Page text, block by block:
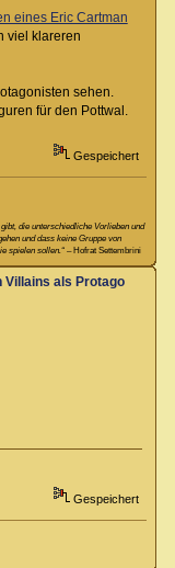
eines Eric Cartman
viel klareren
sehen.
für den Pottwal.
Gespeichert
die unterschiedliche Vorlieben und
und dass keine Gruppe von
spielen sollen.“ – Hofrat Settembrini
als Protagonisten?
Gespeichert